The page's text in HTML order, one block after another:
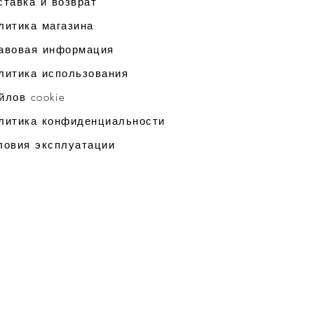
магазина
информация
использования
cookie
конфиденциальности
эксплуатации